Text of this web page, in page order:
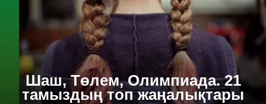
Шаш, Төлем, Олимпиада. 21
тамыздың топ жаңалықтары